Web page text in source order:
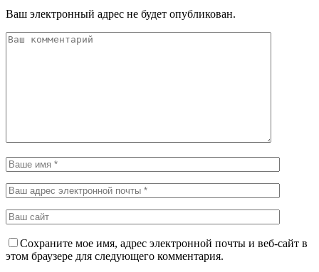
Ваш электронный адрес не будет опубликован.
Сохраните мое имя, адрес электронной почты и веб-сайт в
этом браузере для следующего комментария.